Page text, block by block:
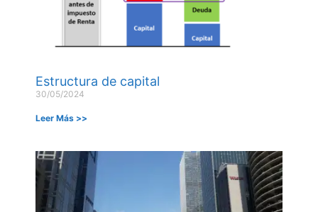
Estructura de capital
30/05/2024
Leer Más >>